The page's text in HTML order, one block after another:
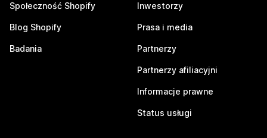
Społeczność Shopify
Blog Shopify
Badania
Inwestorzy
Prasa i media
Partnerzy
Partnerzy afiliacyjni
Informacje prawne
Status usługi